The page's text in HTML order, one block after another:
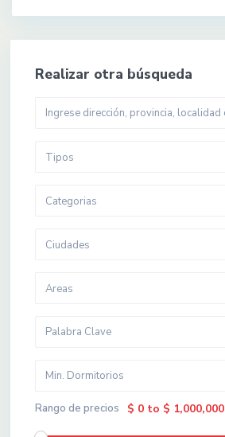
Realizar otra búsqueda
Tipos
Categorias
Ciudades
Areas
Rango de precios $ 0 to $ 1,000,000